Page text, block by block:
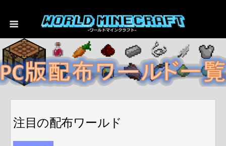
注目の配布ワールド